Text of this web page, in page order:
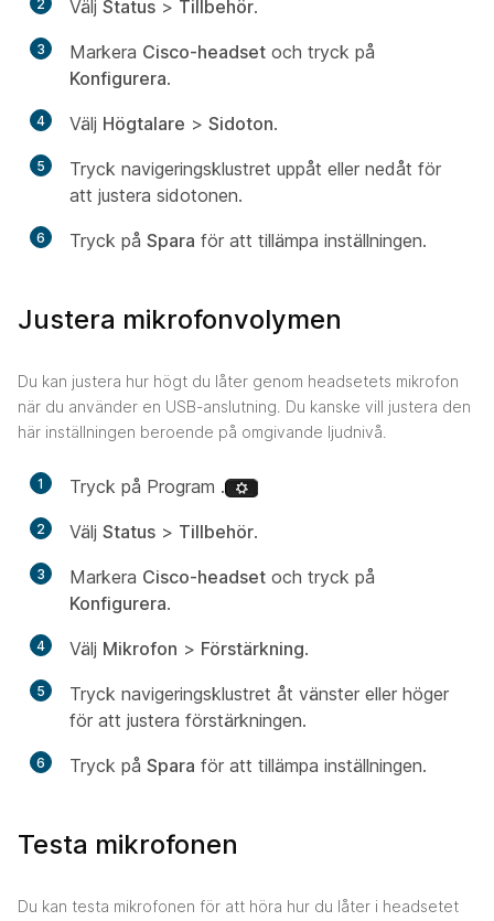
2 Välj Status > Tillbehör.
3 Markera Cisco-headset och tryck på
Konfigurera.
4 Välj Högtalare > Sidoton.
5
Tryck navigeringsklustret uppåt eller nedåt för
att justera sidotonen.
6 Tryck på Spara för att tillämpa inställningen.
Justera mikrofonvolymen
Du kan justera hur högt du låter genom headsetets mikrofon
när du använder en USB-anslutning. Du kanske vill justera den
här inställningen beroende på omgivande ljudnivå.
1 Tryck på Program .
2 Välj Status > Tillbehör.
3 Markera Cisco-headset och tryck på
Konfigurera.
4 Välj Mikrofon > Förstärkning.
5
Tryck navigeringsklustret åt vänster eller höger
för att justera förstärkningen.
6 Tryck på Spara för att tillämpa inställningen.
Testa mikrofonen
Du kan testa mikrofonen för att höra hur du låter i headsetet